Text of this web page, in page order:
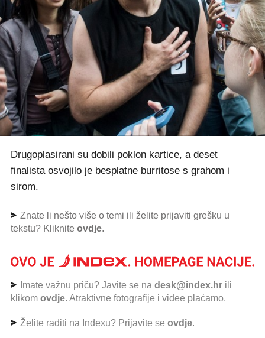
Drugoplasirani su dobili poklon kartice, a deset
finalista osvojilo je besplatne burritose s grahom i
sirom.
Znate li nešto više o temi ili želite prijaviti grešku u
tekstu? Kliknite ovdje.
Imate važnu priču? Javite se na desk@index.hr ili
klikom ovdje. Atraktivne fotografije i videe plaćamo.
Želite raditi na Indexu? Prijavite se ovdje.